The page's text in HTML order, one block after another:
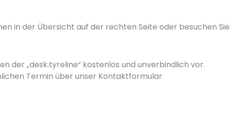
in der Übersicht auf der rechten Seite oder besuchen Sie
der „desk.tyreline“ kostenlos und unverbindlich vor.
Termin über unser Kontaktformular